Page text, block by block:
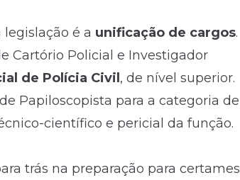
é a unificação de cargos.
Cartório Policial e Investigador
de Polícia Civil , de nível superior.
Papiloscopista para a categoria de
científico e pericial da função.
trás na preparação para certames